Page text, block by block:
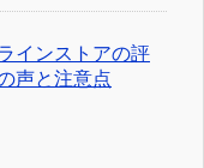
インストアの評
声と注意点